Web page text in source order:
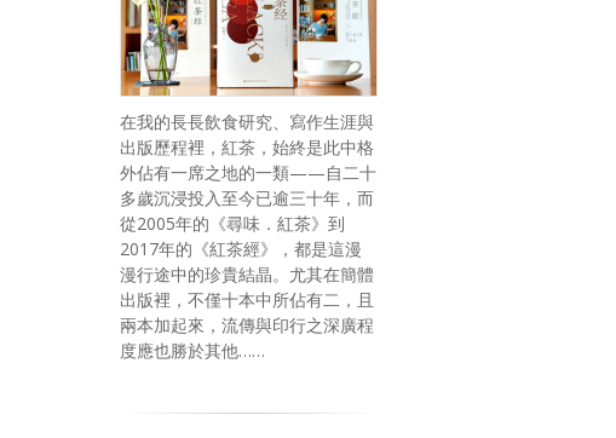
在我的長長飲食研究、寫作生涯與
出版歷程裡，紅茶，始終是此中格
外佔有一席之地的一類——自二十
多歲沉浸投入至今已逾三十年，而
從2005年的《尋味．紅茶》到
2017年的《紅茶經》，都是這漫
漫行途中的珍貴結晶。尤其在簡體
出版裡，不僅十本中所佔有二，且
兩本加起來，流傳與印行之深廣程
度應也勝於其他……